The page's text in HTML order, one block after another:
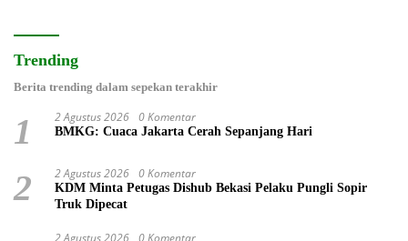
Trending
Berita trending dalam sepekan terakhir
1 2 Agustus 2026 0 Komentar
BMKG: Cuaca Jakarta Cerah Sepanjang Hari
2 2 Agustus 2026 0 Komentar
KDM Minta Petugas Dishub Bekasi Pelaku Pungli Sopir
Truk Dipecat